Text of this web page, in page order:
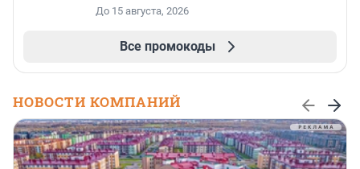
До 15 августа, 2026
Все промокоды
НОВОСТИ КОМПАНИЙ